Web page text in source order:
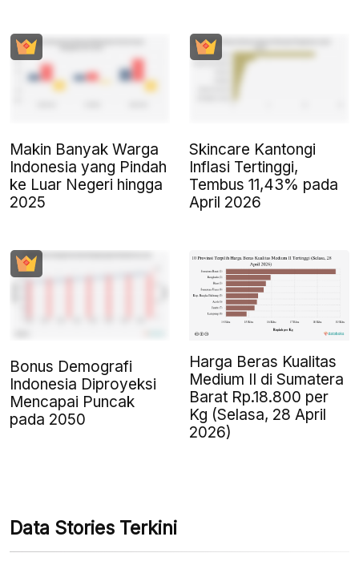
Makin Banyak Warga
Indonesia yang Pindah
ke Luar Negeri hingga
2025
Skincare Kantongi
Inflasi Tertinggi,
Tembus 11,43% pada
April 2026
Bonus Demografi
Indonesia Diproyeksi
Mencapai Puncak
pada 2050
Harga Beras Kualitas
Medium II di Sumatera
Barat Rp.18.800 per
Kg (Selasa, 28 April
2026)
Data Stories Terkini